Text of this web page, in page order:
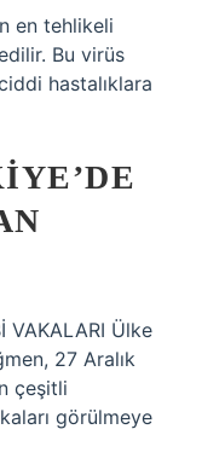
en tehlikeli
Bu virüs
hastalıklara
VAKALARI Ülke
27 Aralık
çeşitli
görülmeye